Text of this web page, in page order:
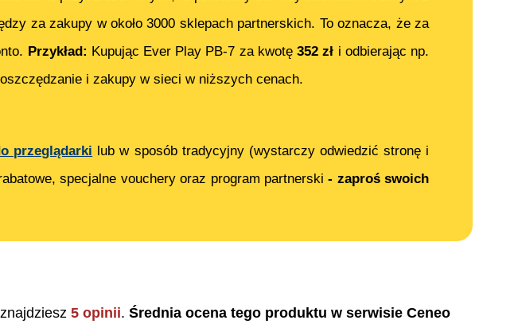
za zakupy w około 3000 sklepach partnerskich. To oznacza, że za
Przykład: Kupując Ever Play PB-7 za kwotę352 zł i odbierając np.
i zakupy w sieci w niższych cenach.
przeglądarki lub w sposób tradycyjny (wystarczy odwiedzić stronę i
specjalne vouchery oraz program partnerski- zaproś swoich
znajdziesz 5 opinii. Średnia ocena tego produktu w serwisie Ceneo